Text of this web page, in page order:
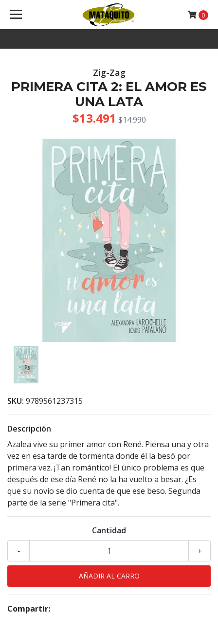
0
Zig-Zag
PRIMERA CITA 2: EL AMOR ES
UNA LATA
$13.491 $14.990
SKU: 9789561237315
Descripción
Azalea vive su primer amor con René. Piensa una y otra
vez en esa tarde de tormenta donde él la besó por
primera vez. ¡Tan romántico! El único problema es que
después de ese día René no la ha vuelto a besar. ¿Es
que su novio se dio cuenta de que ese beso. Segunda
parte de la serie "Primera cita".
Cantidad
+
-
Compartir: